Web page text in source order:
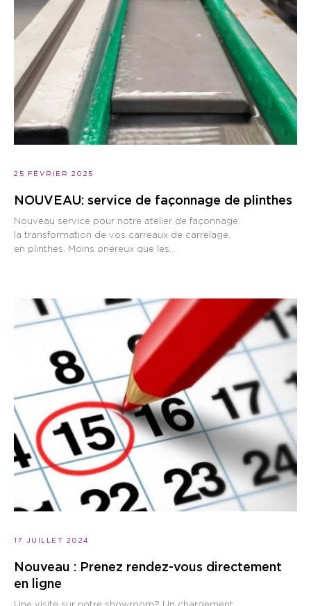
25 FÉVRIER 2025
NOUVEAU: service de façonnage de plinthes
Nouveau service pour notre atelier de façonnage:
la transformation de vos carreaux de carrelage,
en plinthes. Moins onéreux que les...
17 JUILLET 2024
Nouveau : Prenez rendez-vous directement
en ligne